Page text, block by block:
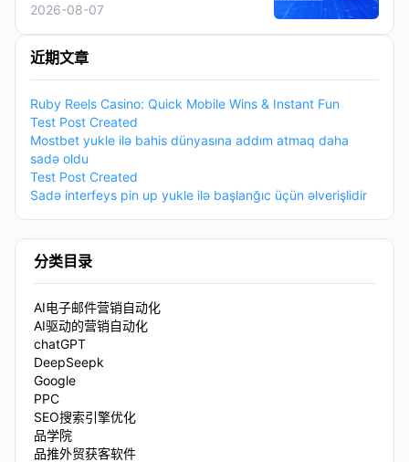
2026-08-07
近期文章
Ruby Reels Casino: Quick Mobile Wins & Instant Fun
Test Post Created
Mostbet yukle ilə bahis dünyasına addım atmaq daha
sadə oldu
Test Post Created
Sadə interfeys pin up yukle ilə başlanğıc üçün əlverişlidir
分类目录
AI电子邮件营销自动化
AI驱动的营销自动化
chatGPT
DeepSeepk
Google
PPC
SEO搜索引擎优化
品学院
品推外贸获客软件